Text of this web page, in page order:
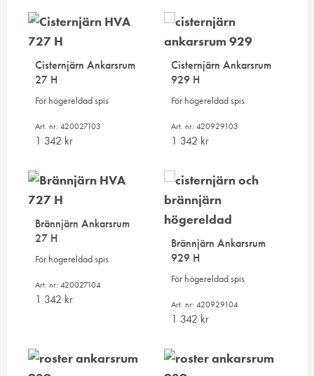
Cisternjärn Ankarsrum
27 H
För högereldad spis
Art. nr: 420027103
1 342 kr
Cisternjärn Ankarsrum
929 H
För högereldad spis
Art. nr: 420929103
1 342 kr
Brännjärn Ankarsrum
27 H
För högereldad spis
Art. nr: 420027104
1 342 kr
Brännjärn Ankarsrum
929 H
För högereldad spis
Art. nr: 420929104
1 342 kr